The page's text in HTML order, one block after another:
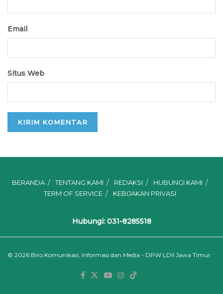
Email
Situs Web
BERANDA TENTANG KAMI REDAKSI
HUBUNGI KAMI
TERM OF SERVICE
KEBIJAKAN PRIVASI
Hubungi: 031-8285518
© 2026 Biro Komunikasi, Informasi dan Media - DPW LDII Jawa Timur.